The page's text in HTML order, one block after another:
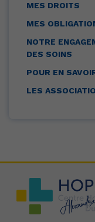
MES DROITS
MES
NOTRE
DES SOINS
POUR EN
LES